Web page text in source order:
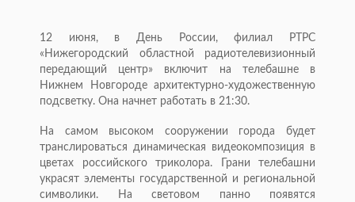
12 июня, в День России, филиал РТРС
«Нижегородский областной радиотелевизионный
передающий центр» включит на телебашне в
Нижнем Новгороде архитектурно-художественную
подсветку. Она начнет работать в 21:30.
На самом высоком сооружении города будет
транслироваться динамическая видеокомпозиция в
цветах российского триколора. Грани телебашни
украсят элементы государственной и региональной
символики. На световом панно появятся